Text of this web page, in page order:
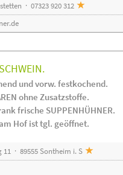
· 07323 920 312
und vorw. festkochend.
ohne Zusatzstoffe.
frische SUPPENHÜHNER.
Hof ist tgl. geöffnet.
· 89555 Sontheim i. S